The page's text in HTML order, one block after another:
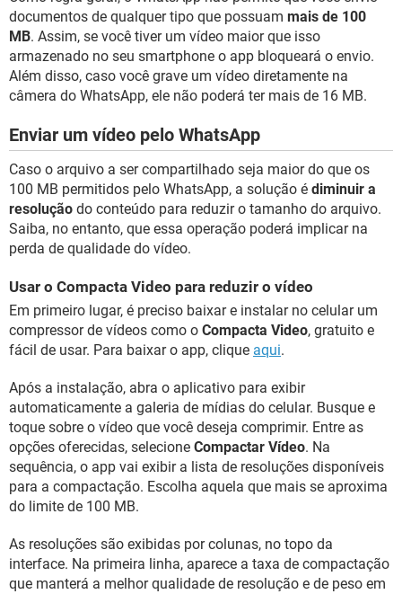
documentos de qualquer tipo que possuam mais de 100
MB. Assim, se você tiver um vídeo maior que isso
armazenado no seu smartphone o app bloqueará o envio.
Além disso, caso você grave um vídeo diretamente na
câmera do WhatsApp, ele não poderá ter mais de 16 MB.
Enviar um vídeo pelo WhatsApp
Caso o arquivo a ser compartilhado seja maior do que os
100 MB permitidos pelo WhatsApp, a solução é diminuir a
resolução do conteúdo para reduzir o tamanho do arquivo.
Saiba, no entanto, que essa operação poderá implicar na
perda de qualidade do vídeo.
Usar o Compacta Video para reduzir o vídeo
Em primeiro lugar, é preciso baixar e instalar no celular um
compressor de vídeos como o Compacta Video, gratuito e
fácil de usar. Para baixar o app, clique aqui.
Após a instalação, abra o aplicativo para exibir
automaticamente a galeria de mídias do celular. Busque e
toque sobre o vídeo que você deseja comprimir. Entre as
opções oferecidas, selecione Compactar Vídeo. Na
sequência, o app vai exibir a lista de resoluções disponíveis
para a compactação. Escolha aquela que mais se aproxima
do limite de 100 MB.
As resoluções são exibidas por colunas, no topo da
interface. Na primeira linha, aparece a taxa de compactação
que manterá a melhor qualidade de resolução e de peso em